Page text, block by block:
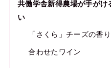
共働学舎新得農場が手がけ
い
「さくら」チーズの香
合わせたワイン